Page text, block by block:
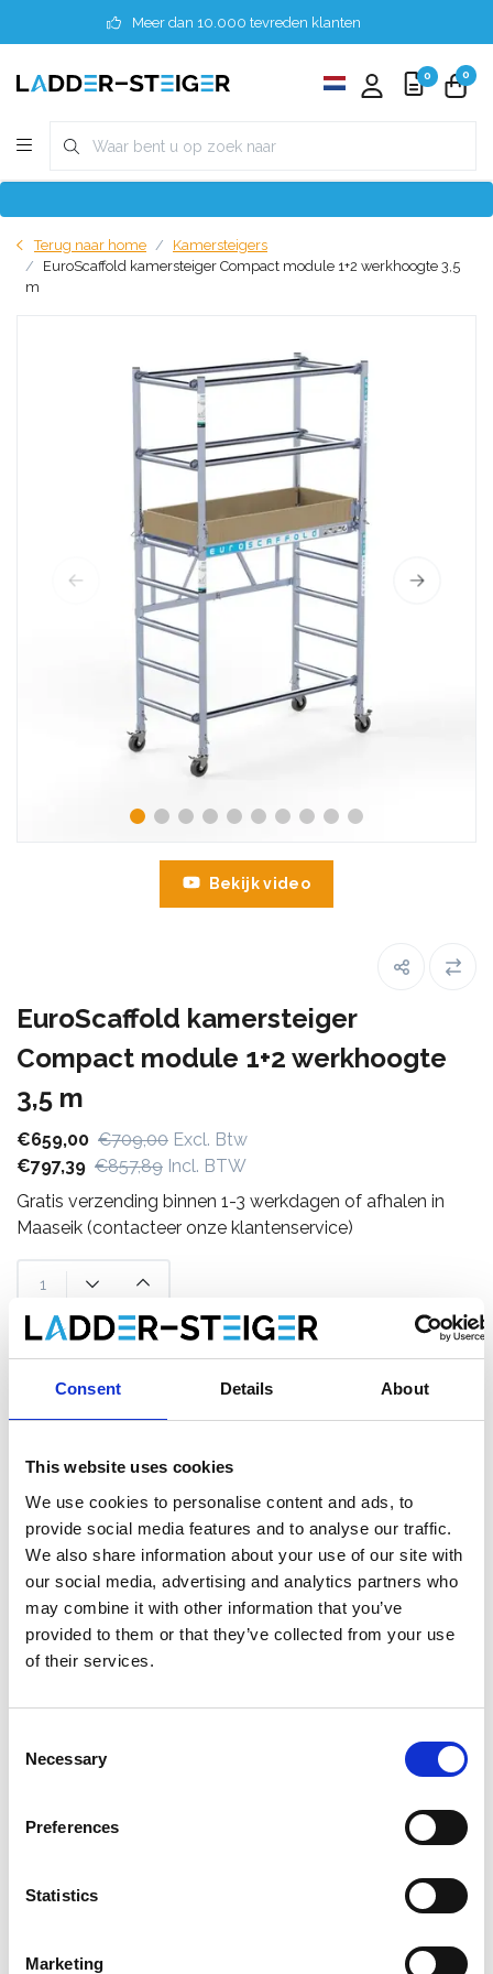
Consent Details About
This website uses cookies
We use cookies to personalise content and ads, to
provide social media features and to analyse our traffic.
We also share information about your use of our site with
our social media, advertising and analytics partners who
may combine it with other information that you’ve
provided to them or that they’ve collected from your use
of their services.
Selection
Necessary
Preferences
Statistics
Marketing
Meer dan 10.000 tevreden klanten
0 0
Terug naar home
Kamersteigers
EuroScaffold kamersteiger Compact module 1+2 werkhoogte 3,5
m
Bekijk video
EuroScaffold kamersteiger
Compact module 1+2 werkhoogte
3,5 m
€659,00 €709,00 Excl. Btw
€797,39 €857,89 Incl. BTW
Gratis verzending binnen 1-3 werkdagen of afhalen in
Maaseik (contacteer onze klantenservice)
Opslaan in favorieten
Product informatie Vergelijkbare producten
met een professionele
uitstraling! Alle onderdelen zijn handmatig gelast en
vouwsteiger Compact
is zeer licht en wendbaar. Zeer snelle
Het platform is zeer robuust en wordt vervaardigd van stevig
kokerprofiel en ingelegd met antislip betonplex. De platforms
breiden middels de verschillende modules, waarmee een